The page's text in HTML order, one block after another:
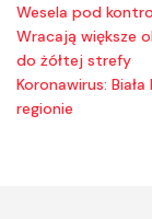
Wesela pod
Wracają większe
do żółtej strefy
Koronawirus:
regionie